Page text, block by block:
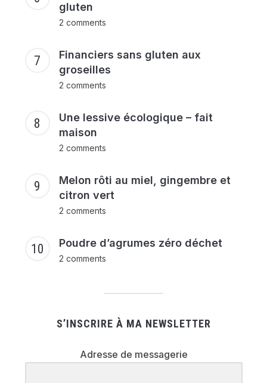
gluten
2 comments
Financiers sans gluten aux
groseilles
2 comments
Une lessive écologique – fait
maison
2 comments
Melon rôti au miel, gingembre et
citron vert
2 comments
Poudre d’agrumes zéro déchet
2 comments
S’INSCRIRE À MA NEWSLETTER
Adresse de messagerie